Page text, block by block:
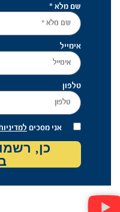
שם מלא *
אימייל
טלפון
אני מסכים
כן,